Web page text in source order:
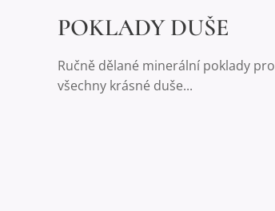
POKLADY DUŠE
Ručně dělané minerální poklady pro
všechny krásné duše...